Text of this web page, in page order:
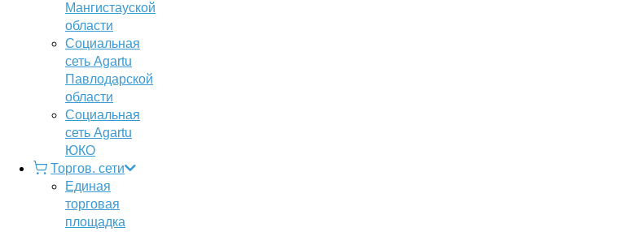
Мангистауской
области
Социальная
сеть Agartu
Павлодарской
области
Социальная
сеть Agartu
ЮКО
Торгов. сети
Единая
торговая
площадка